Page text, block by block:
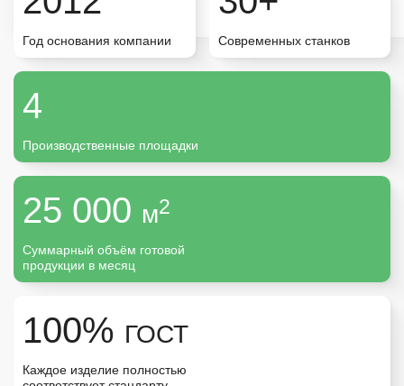
Большой объём
Год основания компании Современных станков
4
Производственные площадки
25 000 м2
Суммарный объём готовой
продукции в месяц
100% ГОСТ
Каждое изделие полностью